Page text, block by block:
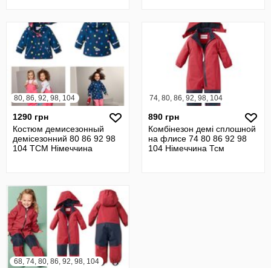
80, 86, 92, 98, 104
1290 грн
Костюм демисезонный
демісезонний 80 86 92 98
104 TCM Німеччина
74, 80, 86, 92, 98, 104
890 грн
Комбінезон демі сплошной
на флисе 74 80 86 92 98
104 Німеччина Тсм
68, 74, 80, 86, 92, 98, 104